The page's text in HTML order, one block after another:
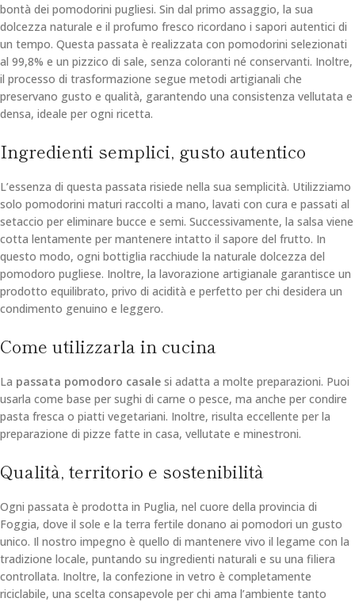
bontà dei pomodorini pugliesi. Sin dal primo assaggio, la sua
dolcezza naturale e il profumo fresco ricordano i sapori autentici di
un tempo. Questa passata è realizzata con pomodorini selezionati
al 99,8% e un pizzico di sale, senza coloranti né conservanti. Inoltre,
il processo di trasformazione segue metodi artigianali che
preservano gusto e qualità, garantendo una consistenza vellutata e
densa, ideale per ogni ricetta.
Ingredienti semplici, gusto autentico
L’essenza di questa passata risiede nella sua semplicità. Utilizziamo
solo pomodorini maturi raccolti a mano, lavati con cura e passati al
setaccio per eliminare bucce e semi. Successivamente, la salsa viene
cotta lentamente per mantenere intatto il sapore del frutto. In
questo modo, ogni bottiglia racchiude la naturale dolcezza del
pomodoro pugliese. Inoltre, la lavorazione artigianale garantisce un
prodotto equilibrato, privo di acidità e perfetto per chi desidera un
condimento genuino e leggero.
Come utilizzarla in cucina
La passata pomodoro casale si adatta a molte preparazioni. Puoi
usarla come base per sughi di carne o pesce, ma anche per condire
pasta fresca o piatti vegetariani. Inoltre, risulta eccellente per la
preparazione di pizze fatte in casa, vellutate e minestroni.
Qualità, territorio e sostenibilità
Ogni passata è prodotta in Puglia, nel cuore della provincia di
Foggia, dove il sole e la terra fertile donano ai pomodori un gusto
unico. Il nostro impegno è quello di mantenere vivo il legame con la
tradizione locale, puntando su ingredienti naturali e su una filiera
controllata. Inoltre, la confezione in vetro è completamente
riciclabile, una scelta consapevole per chi ama l’ambiente tanto